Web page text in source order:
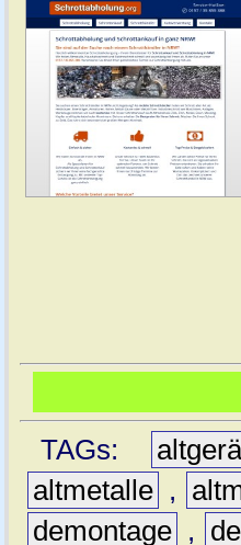
TAGs:
altmetalle ,
demontage ,